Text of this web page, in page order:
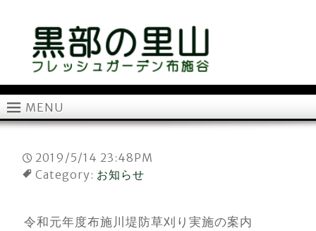
MENU
2019/5/14 23:48PM
Category: お知らせ
令和元年度布施川堤防草刈り実施の案内